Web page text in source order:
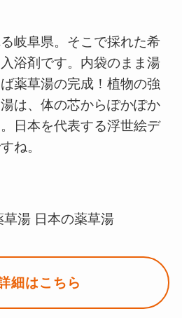
岐阜県。そこで採れた希
浴剤です。内袋のまま湯
薬草湯の完成！植物の強
は、体の芯からぽかぽか
日本を代表する浮世絵デ
ね。
草湯 日本の薬草湯
細はこちら